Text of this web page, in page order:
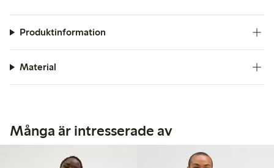
Produktinformation
Material
Många är intresserade av